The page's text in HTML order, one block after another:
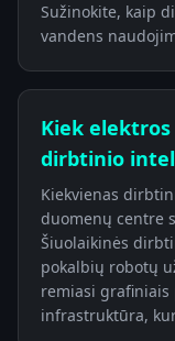
Sužinokite, kaip
vandens
Kiek
dirbtinio
Kiekvienas
duomenų centre
Šiuolaikinės
pokalbių robotų
remiasi
infrastruktūra,